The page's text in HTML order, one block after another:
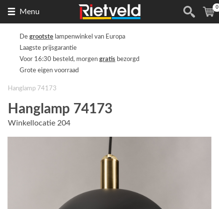
Menu
de
(
0
De grootste lampenwinkel van Europa
Laagste prijsgarantie
Voor 16:30 besteld, morgen gratis bezorgd
Grote eigen voorraad
Hanglamp 74173
Hanglamp 74173
Winkellocatie 204